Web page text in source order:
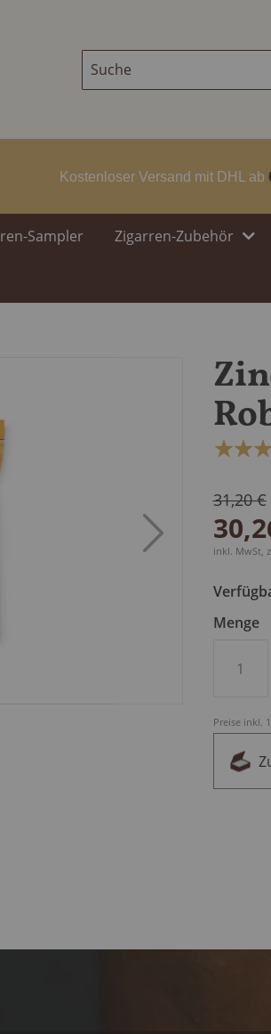
Suche
Kostenloser Versand mit DHL ab
Sampler Zigarren-Zubehör
inkl. MwSt,
31,20 €
Menge
Preise inkl.